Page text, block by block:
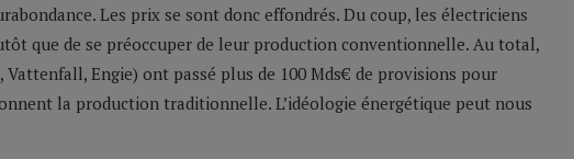
Les prix se sont donc effondrés. Du coup, les électriciens
que de se préoccuper de leur production conventionnelle. Au total,
Vattenfall, Engie) ont passé plus de 100 Mds€ de provisions pour
la production traditionnelle. L’idéologie énergétique peut nous